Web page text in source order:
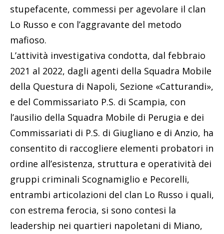
stupefacente, commessi per agevolare il clan
Lo Russo e con l’aggravante del metodo
mafioso.
L’attività investigativa condotta, dal febbraio
2021 al 2022, dagli agenti della Squadra Mobile
della Questura di Napoli, Sezione «Catturandi»,
e del Commissariato P.S. di Scampia, con
l’ausilio della Squadra Mobile di Perugia e dei
Commissariati di P.S. di Giugliano e di Anzio, ha
consentito di raccogliere elementi probatori in
ordine all’esistenza, struttura e operatività dei
gruppi criminali Scognamiglio e Pecorelli,
entrambi articolazioni del clan Lo Russo i quali,
con estrema ferocia, si sono contesi la
leadership nei quartieri napoletani di Miano,